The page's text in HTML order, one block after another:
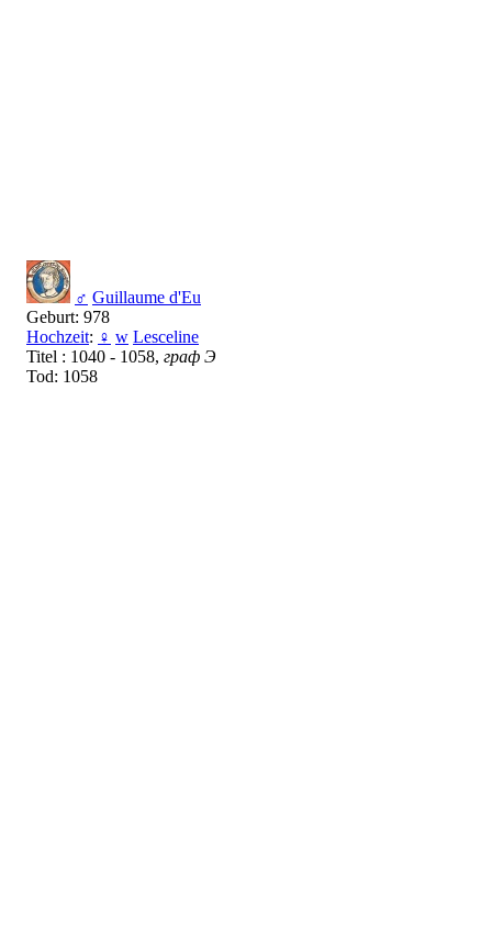
♂ Guillaume d'Eu
Geburt: 978
Hochzeit: ♀ w Lesceline
Titel : 1040 - 1058, граф Э
Tod: 1058